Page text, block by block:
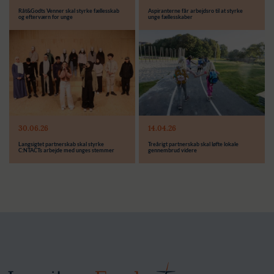
Råt&Godts Venner skal styrke fællesskab
og efterværn for unge
Aspiranterne får arbejdsro til at styrke
unge fællesskaber
30.06.26
Langsigtet partnerskab skal styrke
C:NTACTs arbejde med unges stemmer
Modtager:C:NTACT
Støttebeløb i alt:6.000.000 kr.
Læs mere
14.04.26
Treårigt partnerskab skal løfte lokale
gennembrud videre
Modtager: